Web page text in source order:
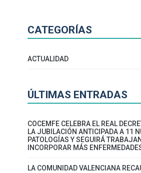
CATEGORÍAS
ACTUALIDAD
ÚLTIMAS ENTRADAS
COCEMFE CELEBRA EL REAL
LA JUBILACIÓN ANTICIPADA A 11
PATOLOGÍAS Y SEGUIRÁ
INCORPORAR MÁS
LA COMUNIDAD VALENCIANA